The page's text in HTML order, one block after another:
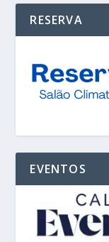
RESERVA
EVENTOS